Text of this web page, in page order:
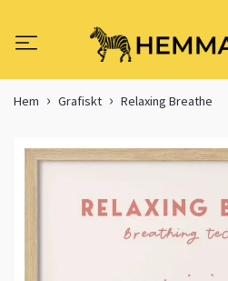
Hem Grafiskt Relaxing Breathe